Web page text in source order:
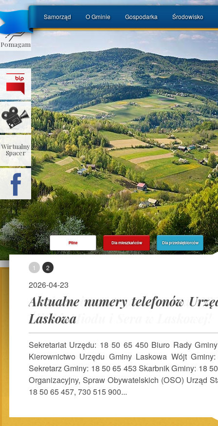
Pomagam
Wirtualny
Spacer
Samorząd O Gminie Gospodarka Środowisko
Pilne Dla mieszkańców Dla przedsiębiorców
Serdecznie zapraszamy na
Śliwki, Miodu i Sera w Laskowej!
2026-04-23
Aktualne numery telefonów
Laskowa
Sekretariat Urzędu: 18 50 65 450 Biuro Rady
Kierownictwo Urzędu Gminy Laskowa Wójt
Sekretarz Gminy: 18 50 65 453 Skarbnik Gminy: 18
Organizacyjny, Spraw Obywatelskich (OSO) Urząd
18 50 65 457, 730 515 900...
1 2